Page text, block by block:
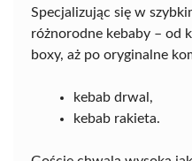
Specjalizując się w
różnorodne kebaby – od
boxy, aż po oryginalne
kebab drwal,
kebab rakieta.